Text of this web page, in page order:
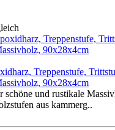
Treppenstufe,
90x28x4cm
schöne und rustikale
aus kammerg..